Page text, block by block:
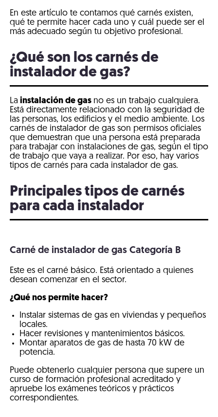
En este artículo te contamos qué carnés existen,
qué te permite hacer cada uno y cuál puede ser el
más adecuado según tu objetivo profesional.
¿Qué son los carnés de
instalador de gas?
La instalación de gas no es un trabajo cualquiera.
Está directamente relacionado con la seguridad de
las personas, los edificios y el medio ambiente. Los
carnés de instalador de gas son permisos oficiales
que demuestran que una persona está preparada
para trabajar con instalaciones de gas, según el tipo
de trabajo que vaya a realizar. Por eso, hay varios
tipos de carnés para cada instalador de gas.
Principales tipos de carnés
para cada instalador
Carné de instalador de gas Categoría B
Este es el carné básico. Está orientado a quienes
desean comenzar en el sector.
¿Qué nos permite hacer?
Instalar sistemas de gas en viviendas y pequeños
locales.
Hacer revisiones y mantenimientos básicos.
Montar aparatos de gas de hasta 70 kW de
potencia.
Puede obtenerlo cualquier persona que supere un
curso de formación profesional acreditado y
apruebe los exámenes teóricos y prácticos
correspondientes.